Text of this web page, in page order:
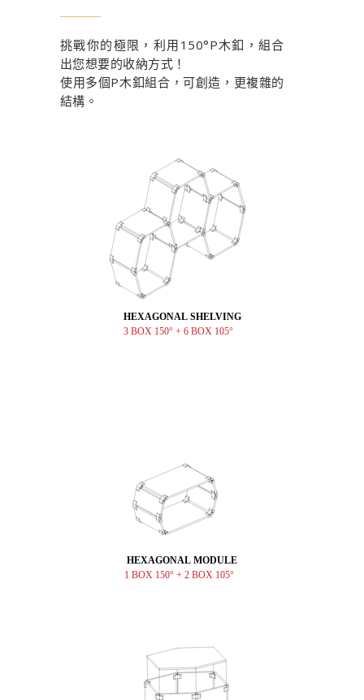
挑戰你的極限，利用150°P木釦，組合
出您想要的收納方式！
使用多個P木釦組合，可創造，更複雜的
結構。